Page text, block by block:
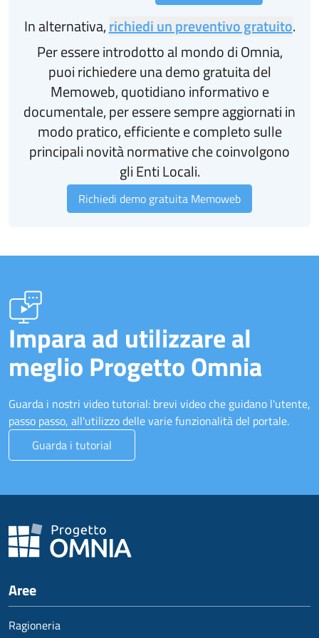
In alternativa,richiedi un preventivo gratuito.
Per essere introdotto al mondo di Omnia,
puoi richiedere una demo gratuita del
Memoweb, quotidiano informativo e
documentale, per essere sempre aggiornati in
modo pratico, efficiente e completo sulle
principali novità normative che coinvolgono
gli Enti Locali.
Richiedi demo gratuita Memoweb
Impara ad utilizzare al
meglio Progetto Omnia
Guarda i nostri video tutorial: brevi video che guidano l'utente,
passo passo, all'utilizzo delle varie funzionalità del portale.
Guarda i tutorial
Aree
Ragioneria